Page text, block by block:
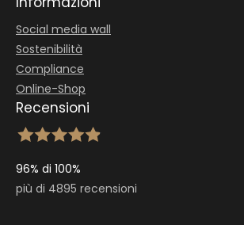
Social media wall
Sostenibilità
Compliance
Online-Shop
Recensioni
96% di 100%
più di 4895 recensioni